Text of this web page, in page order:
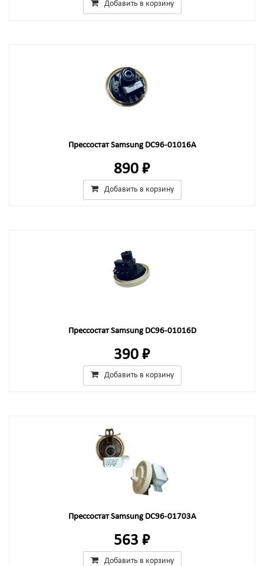
Добавить в корзину
Прессостат Samsung DC96-01016A
890 ₽
Добавить в корзину
Прессостат Samsung DC96-01016D
390 ₽
Добавить в корзину
Прессостат Samsung DC96-01703A
563 ₽
Добавить в корзину